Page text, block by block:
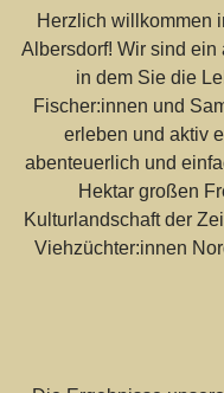
Herzlich willkommen
Albersdorf! Wir sind
in dem Sie die
Fischer:innen und
erleben und aktiv
abenteuerlich und
Hektar großen
Kulturlandschaft der
Viehzüchter:innen